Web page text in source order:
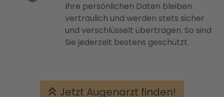
Ihre persönlichen Daten bleiben
vertraulich und werden stets sicher
und verschlüsselt übertragen. So sind
Sie jederzeit bestens geschützt.
Jetzt Augenarzt finden!